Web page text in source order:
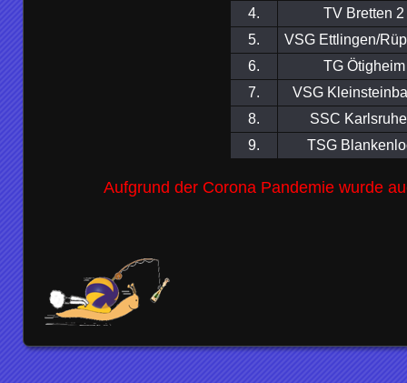
4.
TV Bretten 2
5.
VSG Ettlingen/
6.
TG Ötigheim
7.
VSG
8.
SSC
9.
TSG
Aufgrund der Corona Pandemie wurde